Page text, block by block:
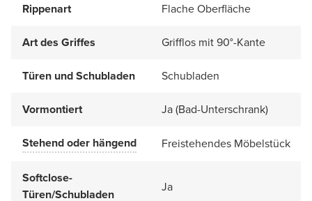
Rippenart Flache Oberfläche
Art des Griffes Grifflos mit 90°-Kante
Türen und Schubladen Schubladen
Vormontiert Ja (Bad-Unterschrank)
Stehend oder hängend Freistehendes Möbelstück
Softclose-
Türen/Schubladen
Ja